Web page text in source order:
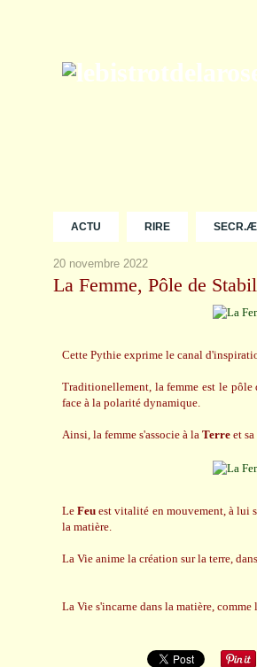
ACTU RIRE
20 novembre 2022
La Femme, Pôle de
Cette Pythie exprime le canal
Traditionellement, la femme est le pôle
face à la polarité dynamique.
Ainsi, la femme s'associe à la Terre et
LeFeu est vitalité en mouvement, à lui
la matière.
La Vie anime la création sur la terre,
La Vie s'incarne dans la matière,